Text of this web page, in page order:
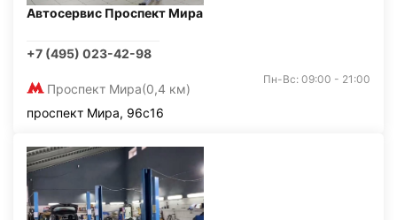
Автосервис Проспект Мира
+7 (495) 023-42-98
Проспект Мира(0,4 км)
Пн-Вс: 09:00 - 21:00
проспект Мира, 96с16